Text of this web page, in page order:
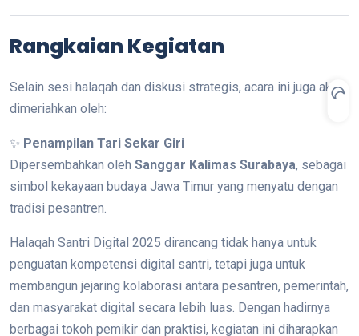
Rangkaian Kegiatan
Selain sesi halaqah dan diskusi strategis, acara ini juga akan
dimeriahkan oleh:
✨ Penampilan Tari Sekar Giri
Dipersembahkan oleh Sanggar Kalimas Surabaya, sebagai
simbol kekayaan budaya Jawa Timur yang menyatu dengan
tradisi pesantren.
Halaqah Santri Digital 2025 dirancang tidak hanya untuk
penguatan kompetensi digital santri, tetapi juga untuk
membangun jejaring kolaborasi antara pesantren, pemerintah,
dan masyarakat digital secara lebih luas. Dengan hadirnya
berbagai tokoh pemikir dan praktisi, kegiatan ini diharapkan